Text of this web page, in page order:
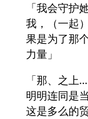
「我会守护
我，（一起
果是为了那
力量」
「那、之上
明明连同是
这是多么的